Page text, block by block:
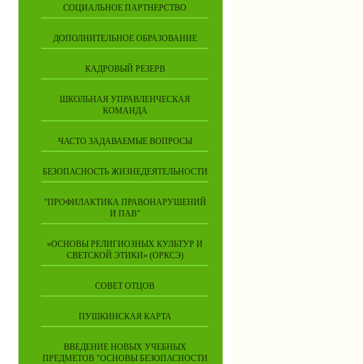
СОЦИАЛЬНОЕ ПАРТНЕРСТВО
ДОПОЛНИТЕЛЬНОЕ ОБРАЗОВАНИЕ
КАДРОВЫЙ РЕЗЕРВ
ШКОЛЬНАЯ УПРАВЛЕНЧЕСКАЯ
КОМАНДА
ЧАСТО ЗАДАВАЕМЫЕ ВОПРОСЫ
БЕЗОПАСНОСТЬ ЖИЗНЕДЕЯТЕЛЬНОСТИ
"ПРОФИЛАКТИКА ПРАВОНАРУШЕНИЙ
И ПАВ"
«ОСНОВЫ РЕЛИГИОЗНЫХ КУЛЬТУР И
СВЕТСКОЙ ЭТИКИ» (ОРКСЭ)
СОВЕТ ОТЦОВ
ПУШКИНСКАЯ КАРТА
ВВЕДЕНИЕ НОВЫХ УЧЕБНЫХ
ПРЕДМЕТОВ "ОСНОВЫ БЕЗОПАСНОСТИ